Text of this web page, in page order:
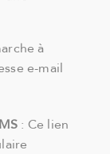
à
e-mail
: Ce lien